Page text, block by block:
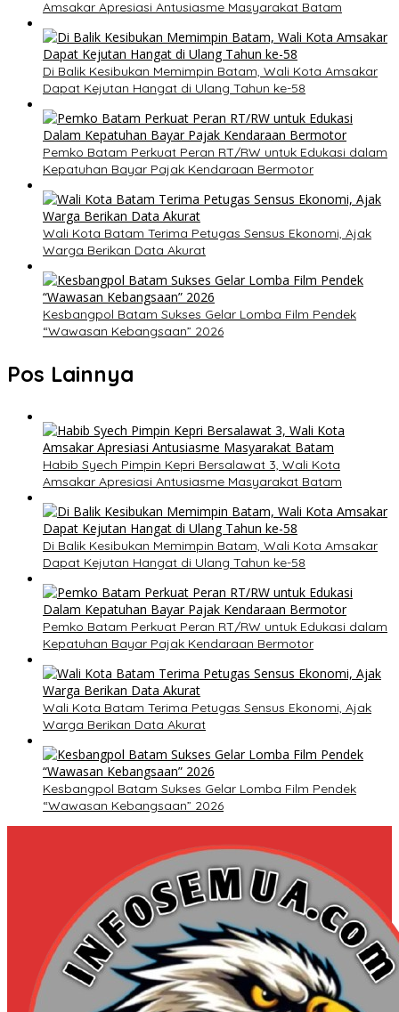
Amsakar Apresiasi Antusiasme Masyarakat Batam
Di Balik Kesibukan Memimpin Batam, Wali Kota Amsakar
Dapat Kejutan Hangat di Ulang Tahun ke-58
Pemko Batam Perkuat Peran RT/RW untuk Edukasi dalam
Kepatuhan Bayar Pajak Kendaraan Bermotor
Wali Kota Batam Terima Petugas Sensus Ekonomi, Ajak
Warga Berikan Data Akurat
Kesbangpol Batam Sukses Gelar Lomba Film Pendek
“Wawasan Kebangsaan” 2026
Pos Lainnya
Habib Syech Pimpin Kepri Bersalawat 3, Wali Kota
Amsakar Apresiasi Antusiasme Masyarakat Batam
Di Balik Kesibukan Memimpin Batam, Wali Kota Amsakar
Dapat Kejutan Hangat di Ulang Tahun ke-58
Pemko Batam Perkuat Peran RT/RW untuk Edukasi dalam
Kepatuhan Bayar Pajak Kendaraan Bermotor
Wali Kota Batam Terima Petugas Sensus Ekonomi, Ajak
Warga Berikan Data Akurat
Kesbangpol Batam Sukses Gelar Lomba Film Pendek
“Wawasan Kebangsaan” 2026